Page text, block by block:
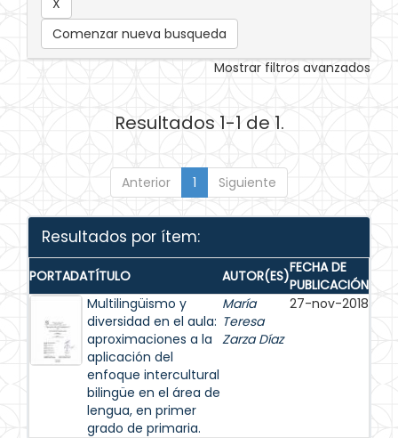
Comenzar nueva busqueda
Mostrar filtros avanzados
Resultados 1-1 de 1.
Anterior 1 Siguiente
Resultados por ítem:
PORTADATÍTULO AUTOR(ES)FECHA DE
PUBLICACIÓN
Multilingüismo y
diversidad en el aula:
aproximaciones a la
aplicación del
enfoque intercultural
bilingüe en el área de
lengua, en primer
grado de primaria.
María
Teresa
Zarza Díaz
27-nov-2018